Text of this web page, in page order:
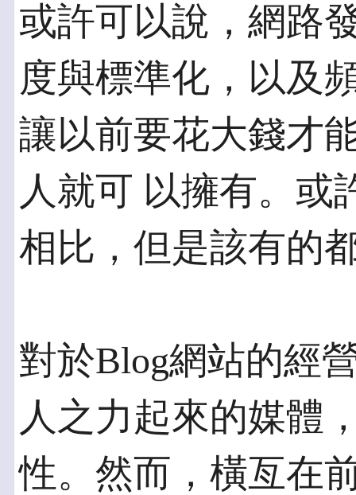
或許可以說，網路
度與標準化，以及
讓以前要花大錢才
人就可 以擁有。或
相比，但是該有的
對於Blog網站的經
人之力起來的媒體
性。然而，橫亙在